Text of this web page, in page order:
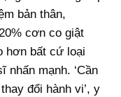
bản thân,
cơn co giật
hơn bất cứ loại
nhấn mạnh. ‘Cần
đổi hành vi’, y